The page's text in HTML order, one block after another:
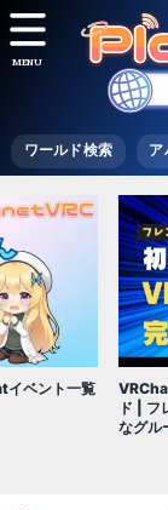
ワールド検索 ア
MENU
イベント一覧
ド | フ
なグル